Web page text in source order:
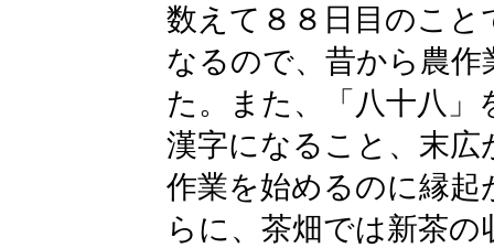
数えて８８日目のこ
なるので、昔から農
た。また、「八十八
漢字になること、末
作業を始めるのに縁
らに、茶畑では新茶